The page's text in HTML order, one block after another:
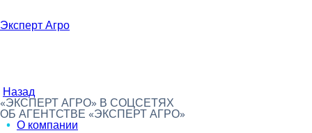
Эксперт Агро
Назад
«ЭКСПЕРТ АГРО» В СОЦСЕТЯХ
ОБ АГЕНТСТВЕ «ЭКСПЕРТ АГРО»
О компании